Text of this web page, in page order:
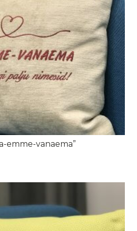
emme-vanaema”